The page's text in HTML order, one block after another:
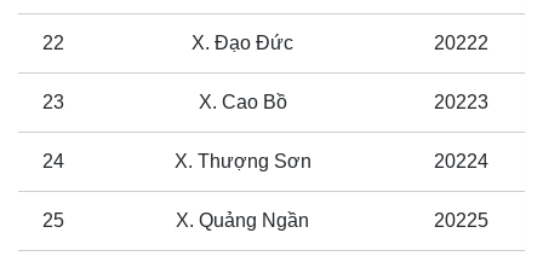
22 X. Đạo Đức 20222
23 X. Cao Bồ 20223
24 X. Thượng Sơn 20224
25 X. Quảng Ngần 20225